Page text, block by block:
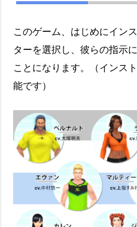
このゲーム、はじめにイン
ターを選択し、彼らの指示
ことになります。（インス
能です）